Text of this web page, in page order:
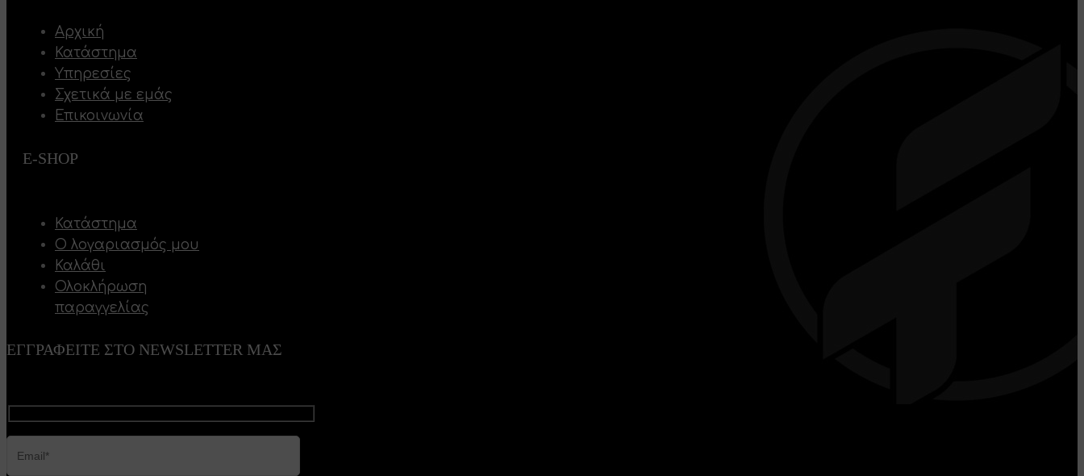
Αρχική
Κατάστημα
Υπηρεσίες
Σχετικά με εμάς
Επικοινωνία
E-SHOP
Κατάστημα
Ο λογαριασμός μου
Καλάθι
Ολοκλήρωση
παραγγελίας
ΕΓΓΡΑΦΕΙΤΕ ΣΤΟ NEWSLETTER ΜΑΣ